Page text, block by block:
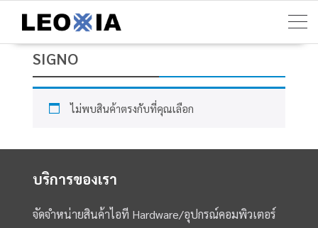
content
SIGNO
ไม่พบสินค้าตรงกับที่คุณเลือก
บริการของเรา
จัดจำหน่ายสินค้าไอที Hardware/อุปกรณ์คอมพิวเตอร์